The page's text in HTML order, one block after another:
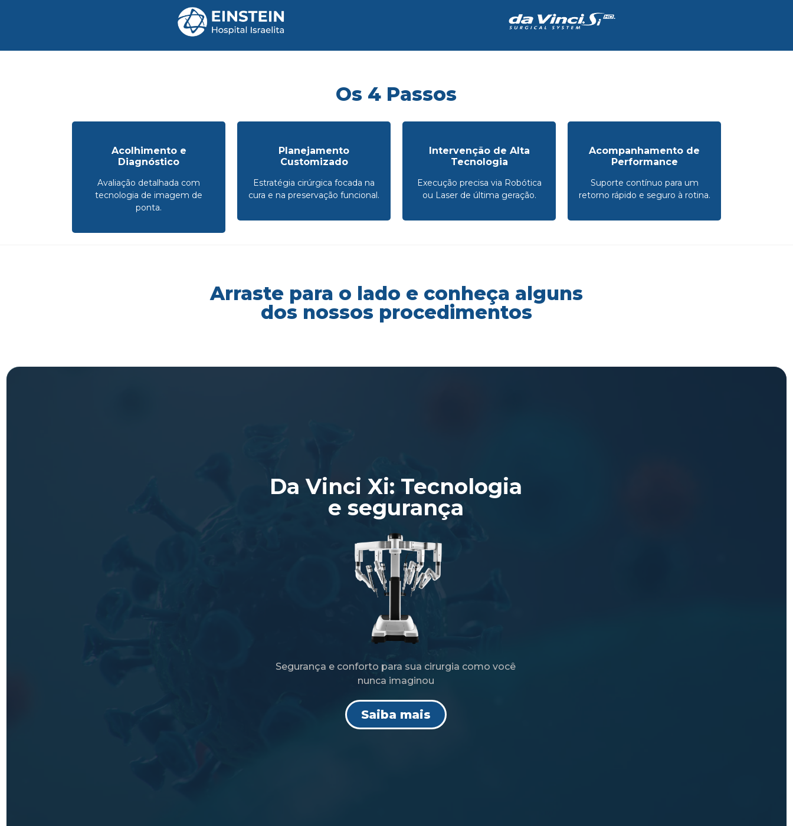
Os 4 Passos
Acolhimento e
Diagnóstico
Avaliação detalhada com
tecnologia de imagem de
ponta.
Planejamento
Customizado
Estratégia cirúrgica focada na
cura e na preservação funcional.
Intervenção de Alta
Tecnologia
Execução precisa via Robótica
ou Laser de última geração.
Acompanhamento de
Performance
Suporte contínuo para um
retorno rápido e seguro à rotina.
Arraste para o lado e conheça alguns
dos nossos procedimentos
Da Vinci Xi: Tecnologia
e segurança
Segurança e conforto para sua cirurgia como você
nunca imaginou
Saiba mais